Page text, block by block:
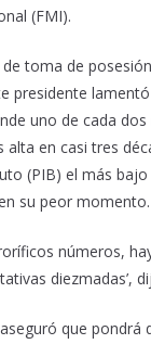
(FMI).
toma de
presidente
uno de cada
alta en casi tres
(PIB) el más bajo
su peor momento.
números,
diezmadas’,
que pondrá